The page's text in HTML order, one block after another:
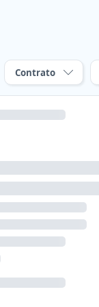
Contrato